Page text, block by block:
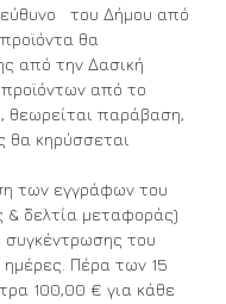
του Δήμου από
θα
από την Δασική
από το
θεωρείται παράβαση,
θα κηρύσσεται
των εγγράφων του
& δελτία μεταφοράς)
του
Πέρα των 15
100,00 € για κάθε